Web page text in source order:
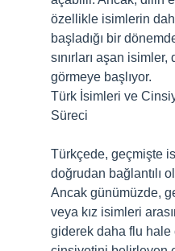
özellikle isimlerin
başladığı bir
sınırları aşan
görmeye başlıyor.
Türk İsimleri ve
Süreci
Türkçede, geçmişte
doğrudan bağlantılı
Ancak günümüzde,
veya kız isimleri
giderek daha flu hale